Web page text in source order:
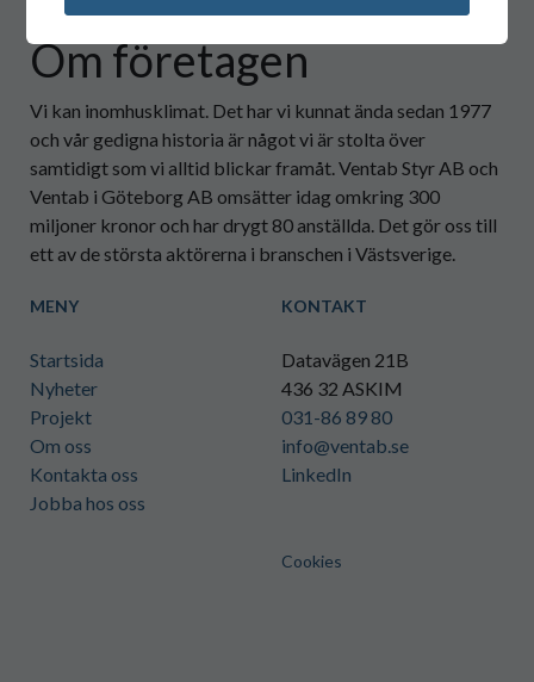
Om företagen
Vi kan inomhusklimat. Det har vi kunnat ända sedan 1977
och vår gedigna historia är något vi är stolta över
samtidigt som vi alltid blickar framåt. Ventab Styr AB och
Ventab i Göteborg AB omsätter idag omkring 300
miljoner kronor och har drygt 80 anställda. Det gör oss till
ett av de största aktörerna i branschen i Västsverige.
MENY
Startsida
Nyheter
Projekt
Om oss
Kontakta oss
Jobba hos oss
KONTAKT
Datavägen 21B
436 32 ASKIM
031-86 89 80
info@ventab.se
LinkedIn
Cookies